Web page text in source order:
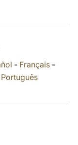
- Français-
Português